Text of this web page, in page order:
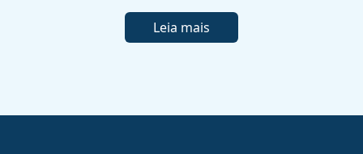
Leia mais